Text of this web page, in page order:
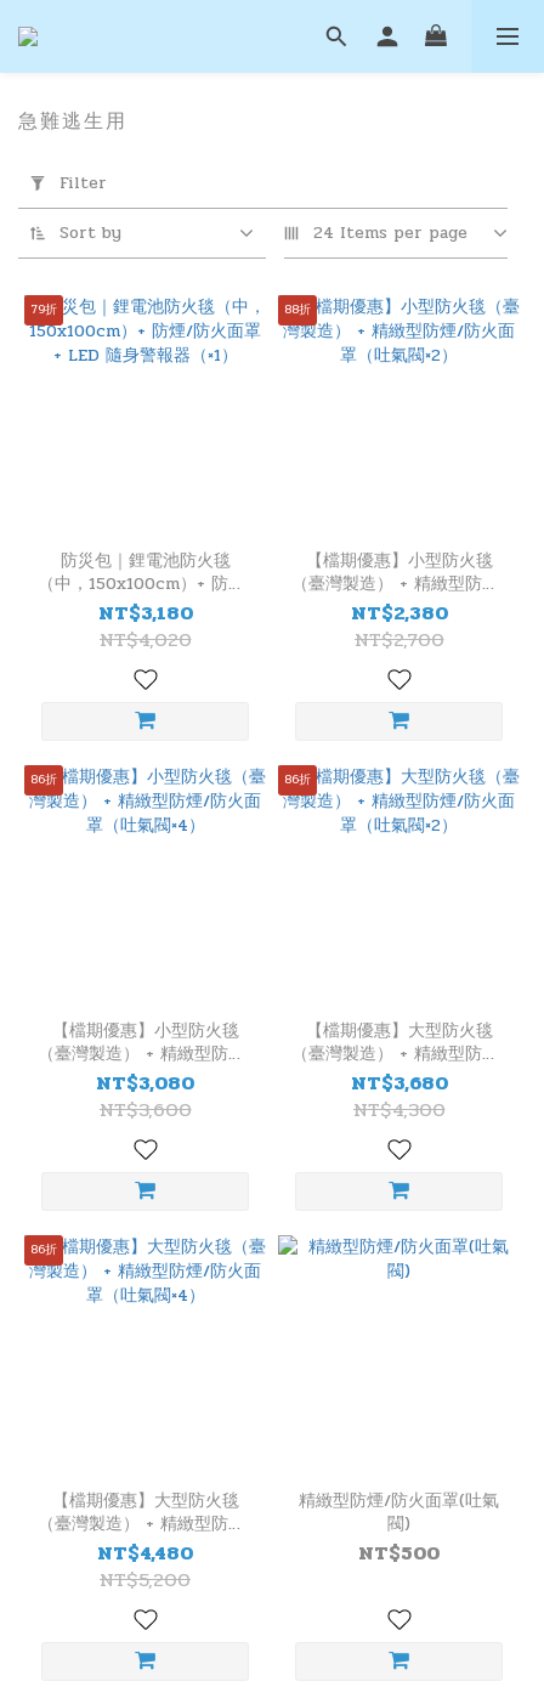
Filter
(0/20)
Range
(NT$)
藥
劑
毯
材
質
(1)
住
溫
(1)
日
本
急難逃生用
Filter
Sort by
24 Items per page
79折
防災包｜鋰電池防火毯
（中，150x100cm）+ 防煙/
防火面罩 + LED 隨身警報器
（×1）
NT$3,180
NT$4,020
88折
【檔期優惠】小型防火毯
（臺灣製造） + 精緻型防煙/
防火面罩（吐氣閥×2）
NT$2,380
NT$2,700
86折
【檔期優惠】小型防火毯
（臺灣製造） + 精緻型防煙/
防火面罩（吐氣閥×4）
NT$3,080
NT$3,600
86折
【檔期優惠】大型防火毯
（臺灣製造） + 精緻型防煙/
防火面罩（吐氣閥×2）
NT$3,680
NT$4,300
86折
【檔期優惠】大型防火毯
（臺灣製造） + 精緻型防煙/
防火面罩（吐氣閥×4）
NT$4,480
NT$5,200
精緻型防煙/防火面罩(吐氣
閥)
NT$500